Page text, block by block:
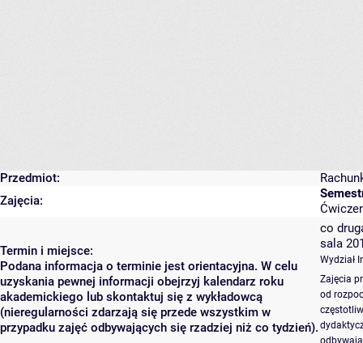
Przedmiot:
Zajęcia:
Termin i miejsce:
Podana informacja o terminie jest orientacyjna. W celu
uzyskania pewnej informacji obejrzyj kalendarz roku
akademickiego lub skontaktuj się z wykładowcą
(nieregularności zdarzają się przede wszystkim w
przypadku zajęć odbywających się rzadziej niż co tydzień).
co
sala
Wydział
Zajęcia
od